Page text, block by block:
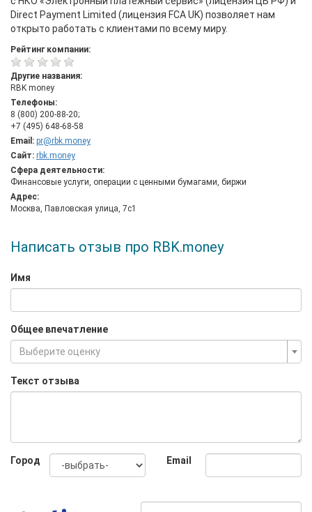
Direct Payment Limited (лицензия FCA UK) позволяет нам
открыто работать с клиентами по всему миру.
Рейтинг компании:
Другие названия:
RBK money
Телефоны:
8 (800) 200-88-20;
+7 (495) 648-68-58
Email: pr@rbk.money
Сайт: rbk.money
Сфера деятельности:
Финансовые услуги, операции с ценными бумагами, биржи
Адрес:
Москва, Павловская улица, 7с1
Написать отзыв про RBK.money
Имя
Общее впечатление
Выберите оценку
Текст отзыва
Город Email